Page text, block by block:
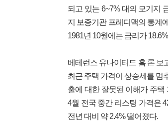
되고 있는 6~7% 대의 모기지
지 보증기관 프레디맥의 통계
1981년 10월에는 금리가
베테런스 유나이티드 홈 론 보
최근 주택 가격이 상승세를 멈
출에 대한 잘못된 이해가 주
4월 전국 중간 리스팅 가격은
전년 대비 약 2.4% 떨어졌다.